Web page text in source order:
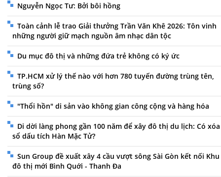
Nguyễn Ngọc Tư: Bởi bôi hồng
Toàn cảnh lễ trao Giải thưởng Trần Văn Khê 2026: Tôn vinh
những người giữ mạch nguồn âm nhạc dân tộc
Du mục đô thị và những đứa trẻ không có ký ức
TP.HCM xử lý thế nào với hơn 780 tuyến đường trùng tên,
trùng số?
"Thổi hồn" di sản vào không gian công cộng và hàng hóa
Di dời làng phong gần 100 năm để xây đô thị du lịch: Có xóa
sổ dấu tích Hàn Mặc Tử?
Sun Group đề xuất xây 4 cầu vượt sông Sài Gòn kết nối Khu
đô thị mới Bình Quới - Thanh Đa